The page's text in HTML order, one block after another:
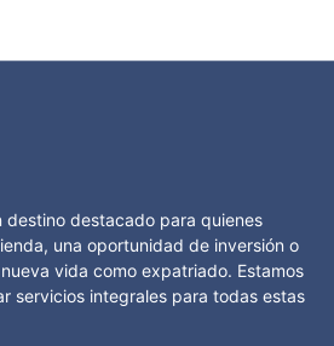
destino destacado para quienes
una oportunidad de inversión o
vida como expatriado. Estamos
servicios integrales para todas estas